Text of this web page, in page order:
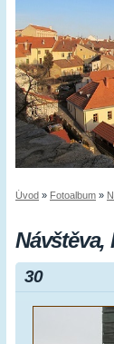
Úvod » Fotoalbum »
Návštěva,
30